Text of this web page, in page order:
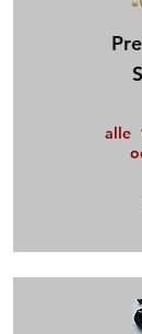
alle